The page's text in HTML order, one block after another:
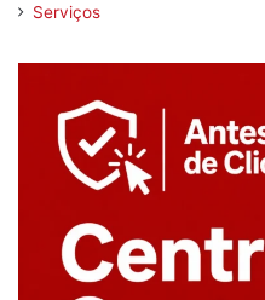
Serviços